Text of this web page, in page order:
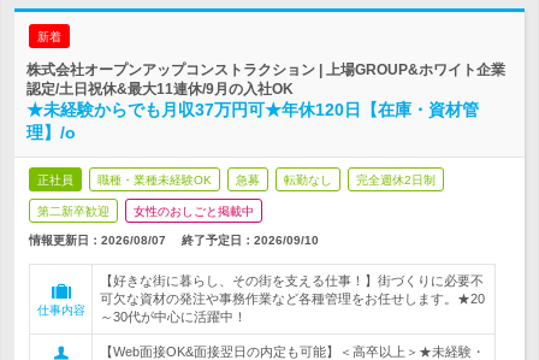
新着
株式会社オープンアップコンストラクション | 上場GROUP&ホワイト企業
認定/土日祝休&最大11連休/9月の入社OK
★未経験からでも月収37万円可★年休120日【在庫・資材管
理】/o
正社員 職種・業種未経験OK 急募 転勤なし 完全週休2日制
第二新卒歓迎 女性のおしごと掲載中
情報更新日：2026/08/07 終了予定日： 2026/09/10
仕事内容
【好きな街に暮らし、その街を支える仕事！】街づくりに必要不
可欠な資材の発注や事務作業など各種管理をお任せします。★20
～30代が中心に活躍中！
【Web面接OK&面接翌日の内定も可能】＜高卒以上＞★未経験・